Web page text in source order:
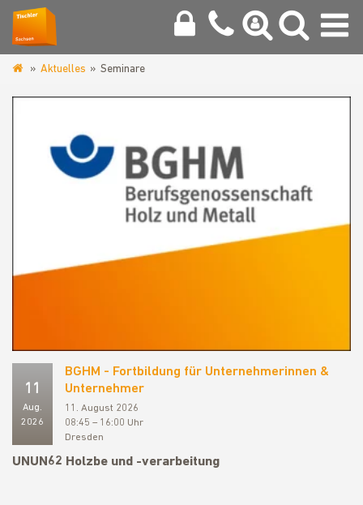
Aktuelles Seminare
11
Aug.
2026
BGHM - Fortbildung für Unternehmerinnen &
Unternehmer
11. August 2026
08:45 – 16:00 Uhr
Dresden
UNUN62 Holzbe und -verarbeitung